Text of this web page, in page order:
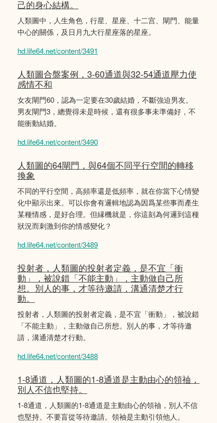
己的身心結構。
人類圖中，人生角色，行星、星座、十二宫、閘門、能量
中心的關係，及日月九大行星座落的星座。
hd.life64.net/content/3491
人類圖合盤案例，3-60通道與32-54通道壓力使
感情不和
女友閘門60，認為一定要在30歲結婚，不斷強迫男友。
男友閘門3，總覺得未是時候，還有很多事未準備好，不
能衝動結婚。
hd.life64.net/content/3490
人類圖的64閘門，與64個不同平行空間的轉移
換象
不同的平行空間，高頻率還是低頻率，就在你當下心情變
化中顯示出來。可以你會有邏輯地認為因爲某些事而產生
某種情感，是好合理。但縁機就是，你這刻為何邏到這種
狀況而刺激到你的情感變化？
hd.life64.net/content/3489
投射者，人類圖的投射者定義，是不宜「衝
動」，被說錯「不能主動」，主動做自己所
想。別人的事，才等待邀請，溝通清楚才行
動。
投射者，人類圖的投射者定義，是不宜「衝動」，被說錯
「不能主動」，主動做自己所想。別人的事，才等待邀
請，溝通清楚才行動。
hd.life64.net/content/3488
1-8通道，人類圖的1-8通道是主動由心的領䄂，
別人不信也堅持。
1-8通道，人類圖的1-8通道是主動由心的領䄂，別人不信
也堅持。不要盲從等待邀請。領袖是主動引領他人。